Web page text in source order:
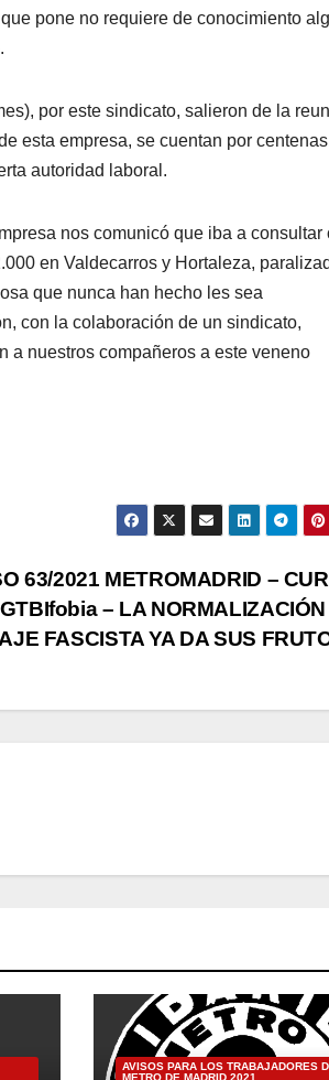
pone no requiere de conocimiento
por este sindicato, salieron de la
esta empresa, se cuentan por
autoridad laboral.
nos comunicó que iba a consultar
en Valdecarros y Hortaleza,
que nunca han hecho les sea
con la colaboración de un sindicato,
a nuestros compañeros a este veneno
63/2021 METROMADRID –
– LA
FASCISTA YA DA SUS
AVISOS PARA LOS TRABAJADORES